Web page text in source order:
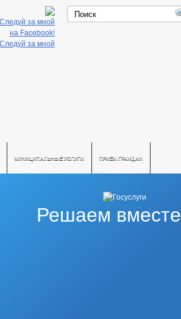
МУНИЦИПАЛЬНЫЕ УСЛУГИ ПРИЕМ ГРАЖДАН
Решаем вместе